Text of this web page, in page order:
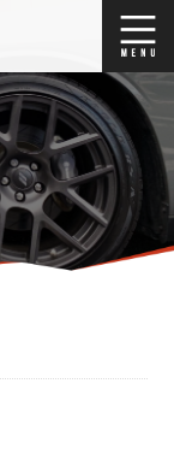
Stock list